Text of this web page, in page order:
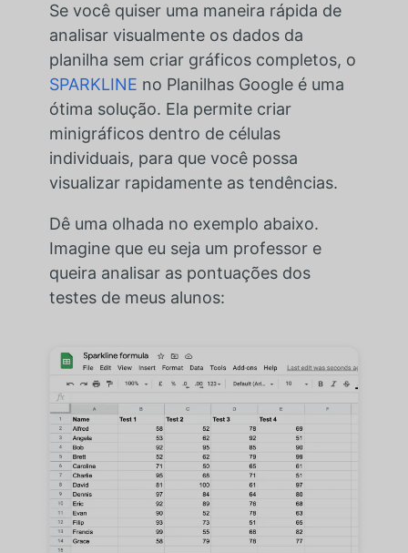
Se você quiser uma maneira rápida de
analisar visualmente os dados da
planilha sem criar gráficos completos, o
SPARKLINE no Planilhas Google é uma
ótima solução. Ela permite criar
minigráficos dentro de células
individuais, para que você possa
visualizar rapidamente as tendências.
Dê uma olhada no exemplo abaixo.
Imagine que eu seja um professor e
queira analisar as pontuações dos
testes de meus alunos: